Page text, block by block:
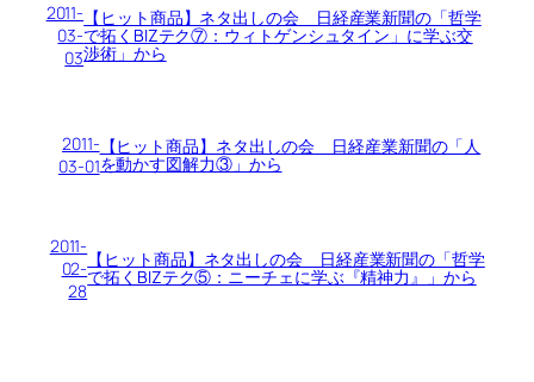
2011-
03-
03
【ヒット商品】ネタ出しの会 日経産業新聞の「哲学
で拓くBIZテク⑦：ウィトゲンシュタイン」に学ぶ交
渉術」から
2011-
03-01
【ヒット商品】ネタ出しの会 日経産業新聞の「人
を動かす図解力③」から
2011-
02-
28
【ヒット商品】ネタ出しの会 日経産業新聞の「哲学
で拓くBIZテク⑤：ニーチェに学ぶ『精神力』」から